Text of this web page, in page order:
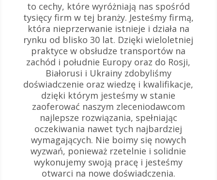
to cechy, które wyróżniają nas spośród
tysięcy firm w tej branży. Jesteśmy firmą,
która nieprzerwanie istnieje i działa na
rynku od blisko 30 lat. Dzięki wieloletniej
praktyce w obsłudze transportów na
zachód i południe Europy oraz do Rosji,
Białorusi i Ukrainy zdobyliśmy
doświadczenie oraz wiedzę i kwalifikacje,
dzięki którym jesteśmy w stanie
zaoferować naszym zleceniodawcom
najlepsze rozwiązania, spełniając
oczekiwania nawet tych najbardziej
wymagających. Nie boimy się nowych
wyzwań, ponieważ rzetelnie i solidnie
wykonujemy swoją pracę i jesteśmy
otwarci na nowe doświadczenia.